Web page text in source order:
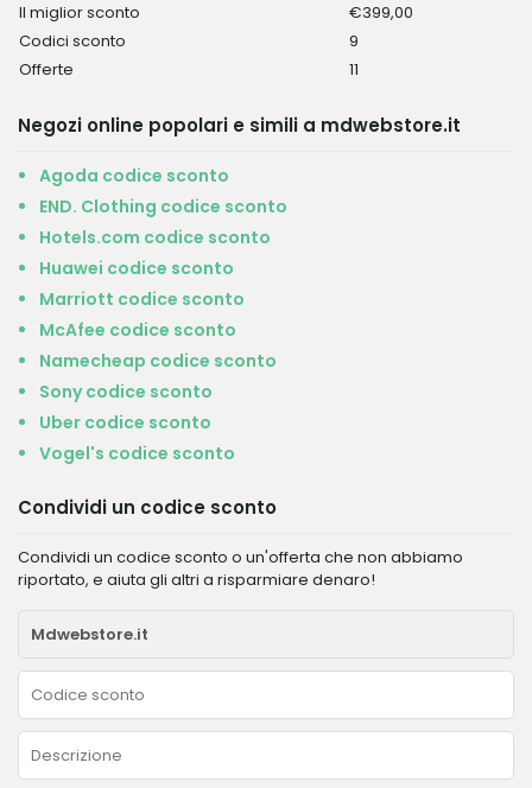
Il miglior sconto
€399,00
Codici sconto
9
Offerte
11
Negozi online popolari e simili a mdwebstore.it
Agoda codice sconto
END. Clothing codice sconto
Hotels.com codice sconto
Huawei codice sconto
Marriott codice sconto
McAfee codice sconto
Namecheap codice sconto
Sony codice sconto
Uber codice sconto
Vogel's codice sconto
Condividi un codice sconto
Condividi un codice sconto o un'offerta che non abbiamo
riportato, e aiuta gli altri a risparmiare denaro!